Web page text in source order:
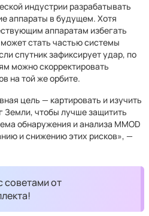
индустрии разрабатывать
аппараты в будущем. Хотя
аппаратам избегать
стать частью системы
спутник зафиксирует удар, по
можно скорректировать
на той же орбите.
цель — картировать и изучить
Земли, чтобы лучше защитить
обнаружения и анализа MMOD
и снижению этих рисков», —
советами от